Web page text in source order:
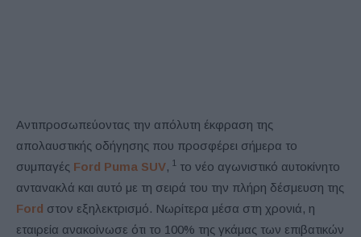
Αντιπροσωπεύοντας την απόλυτη έκφραση της
απολαυστικής οδήγησης που προσφέρει σήμερα το
συμπαγές Ford Puma SUV, 1
το νέο αγωνιστικό αυτοκίνητο
αντανακλά και αυτό με τη σειρά του την πλήρη δέσμευση της
Ford στον εξηλεκτρισμό. Νωρίτερα μέσα στη χρονιά, η
εταιρεία ανακοίνωσε ότι το 100% της γκάμας των επιβατικών